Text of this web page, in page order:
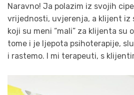
Naravno! Ja polazim iz svojih
vrijednosti, uvjerenja, a klijent iz
koji su meni “mali” za klijenta su
tome i je ljepota psihoterapije,
i rastemo. I mi terapeuti, s